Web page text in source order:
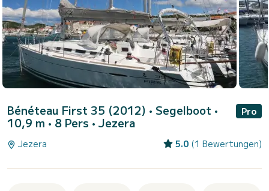
Bénéteau First 35 (2012) • Segelboot •
10,9 m • 8 Pers • Jezera
Pro
Jezera 5.0 (1 Bewertungen)